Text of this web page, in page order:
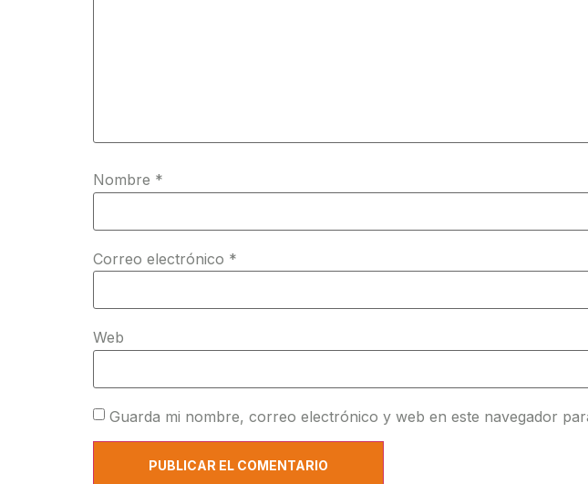
Nombre *
Correo electrónico *
Web
Guarda mi nombre, correo electrónico y web en este navegador